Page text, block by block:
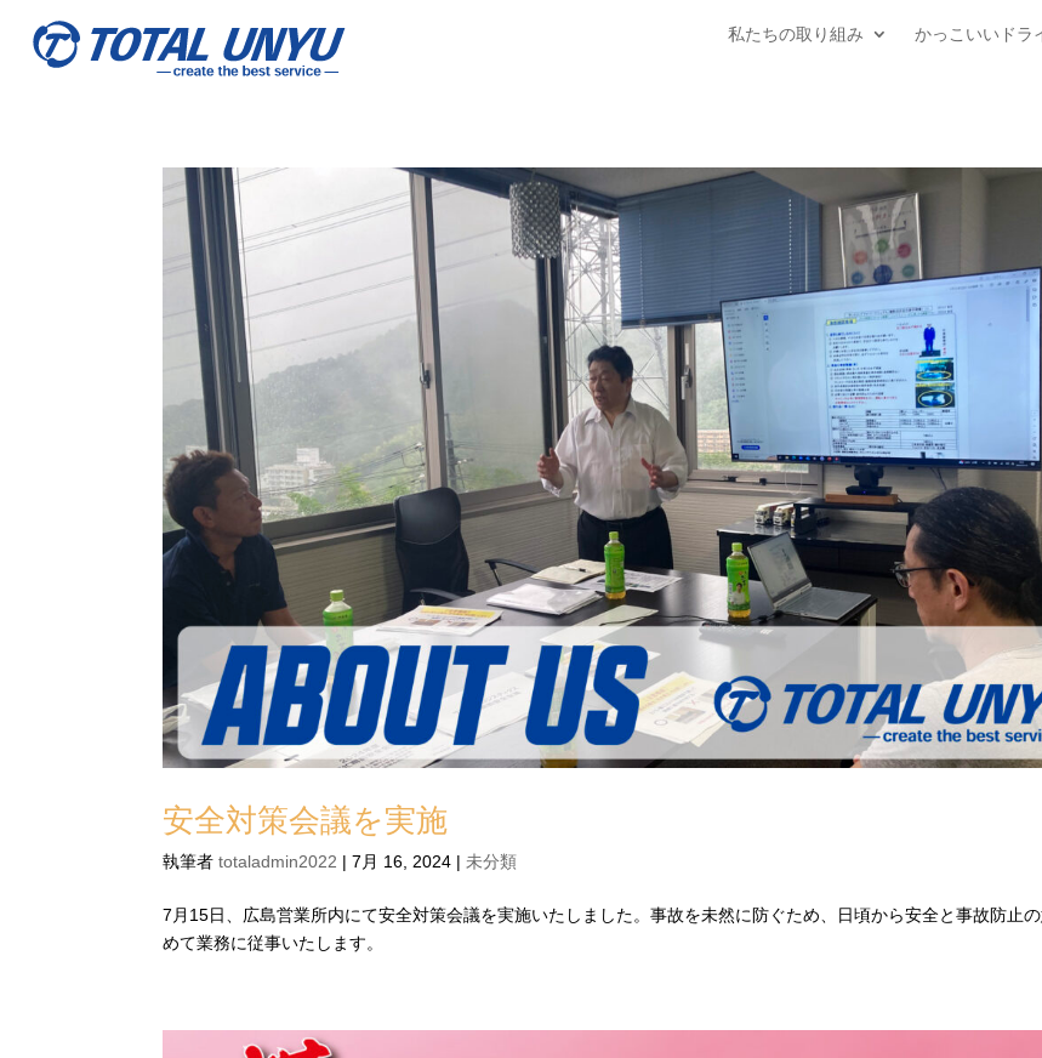
私たちの取り組み かっこいいドラ
安全対策会議を実施
執筆者totaladmin2022 |7月 16, 2024 | 未分類
7月15日、広島営業所内にて安全対策会議を実施いたしました。事故を未然に防ぐため、日頃から安全と事故防止
めて業務に従事いたします。